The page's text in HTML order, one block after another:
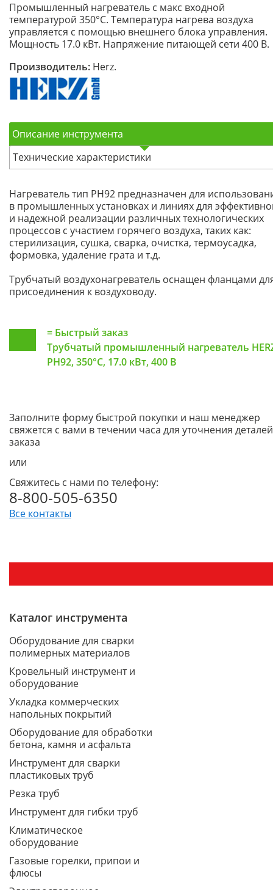
Промышленный нагреватель с макс входной
температурой 350°C. Температура нагрева воздуха
управляется с помощью внешнего блока управления.
Мощность 17.0 кВт. Напряжение питающей сети 400 В.
Производитель: Herz.
Описание инструмента
Технические характеристики
Нагреватель тип PH92 предназначен для
в промышленных установках и линиях для
и надежной реализации различных технологических
процессов с участием горячего воздуха, таких как:
стерилизация, сушка, сварка, очистка, термоусадка,
формовка, удаление грата и т.д.
Трубчатый воздухонагреватель оснащен фланцами
присоединения к воздуховоду.
= Быстрый заказ
Трубчатый промышленный нагреватель
PH92, 350°C, 17.0 кВт, 400 В
Заполните форму быстрой покупки и наш менеджер
свяжется с вами в течении часа для уточнения деталей
заказа
или
Свяжитесь с нами по телефону:
8-800-505-6350
Все контакты
Каталог инструмента
Оборудование для сварки
полимерных материалов
Кровельный инструмент и
оборудование
Укладка коммерческих
напольных покрытий
Оборудование для обработки
бетона, камня и асфальта
Инструмент для сварки
пластиковых труб
Резка труб
Инструмент для гибки труб
Климатическое
оборудование
Газовые горелки, припои и
флюсы